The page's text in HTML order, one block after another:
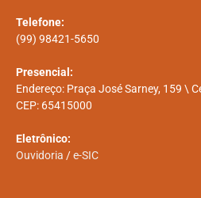
Telefone:
(99) 98421-5650
Presencial:
Endereço: Praça José Sarney, 159 \
CEP: 65415000
Eletrônico:
Ouvidoria /e-SIC